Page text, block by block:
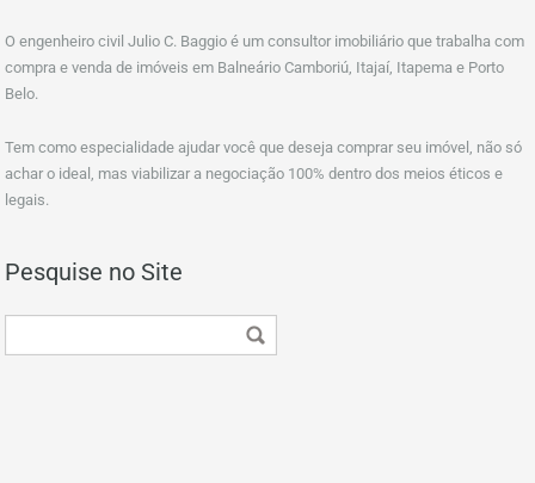
O engenheiro civil Julio C. Baggio é um consultor imobiliário que trabalha com
compra e venda de imóveis em Balneário Camboriú, Itajaí, Itapema e Porto
Belo.
Tem como especialidade ajudar você que deseja comprar seu imóvel, não só
achar o ideal, mas viabilizar a negociação 100% dentro dos meios éticos e
legais.
Pesquise no Site